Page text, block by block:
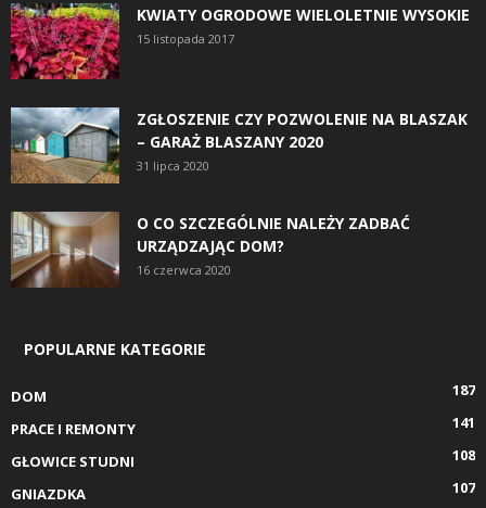
KWIATY OGRODOWE WIELOLETNIE WYSOKIE
15 listopada 2017
ZGŁOSZENIE CZY POZWOLENIE NA BLASZAK
– GARAŻ BLASZANY 2020
31 lipca 2020
O CO SZCZEGÓLNIE NALEŻY ZADBAĆ
URZĄDZAJĄC DOM?
16 czerwca 2020
POPULARNE KATEGORIE
DOM
187
PRACE I REMONTY
141
GŁOWICE STUDNI
108
GNIAZDKA
107